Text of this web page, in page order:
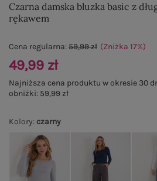
Czarna damska bluzka basic z
rękawem
Kolory: czarny
Cena regularna:59,99 zł (Zniżka 17%)
49,99 zł
Najniższa cena produktu w okresie 30
obniżki: 59,99 zł